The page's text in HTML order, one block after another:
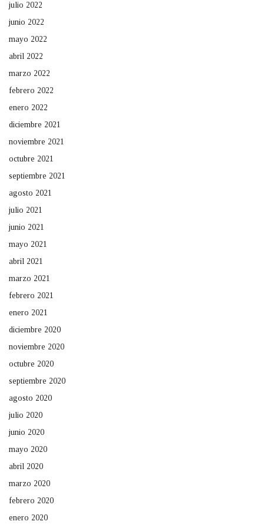
julio 2022
junio 2022
mayo 2022
abril 2022
marzo 2022
febrero 2022
enero 2022
diciembre 2021
noviembre 2021
octubre 2021
septiembre 2021
agosto 2021
julio 2021
junio 2021
mayo 2021
abril 2021
marzo 2021
febrero 2021
enero 2021
diciembre 2020
noviembre 2020
octubre 2020
septiembre 2020
agosto 2020
julio 2020
junio 2020
mayo 2020
abril 2020
marzo 2020
febrero 2020
enero 2020